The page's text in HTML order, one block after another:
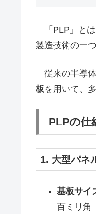
「PLP」とは
製造技術の一つ
従来の半導
板を用いて、
PLPの仕
1. 大型パネ
基板サイ
百ミリ角